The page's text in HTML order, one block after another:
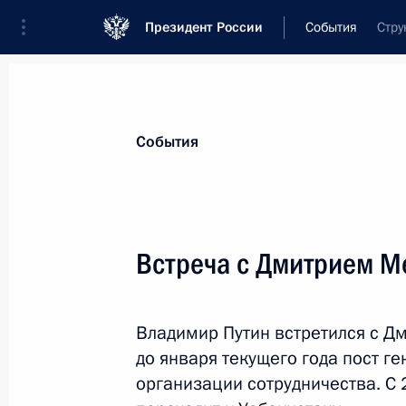
Президент России События
Новости
Послания Федеральному Собранию
Совещания, заседания, рабочие встречи
Речи и обращения
События
Встреча с Дмитрием
Владимир Путин встретился с
до января текущего года пост
организации сотрудничества.